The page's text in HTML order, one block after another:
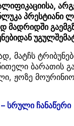
პრესტიანი
მადრიდში
მატჩს
ბარათის
ჟოზე მოურინიო
სრული ჩანაწერი